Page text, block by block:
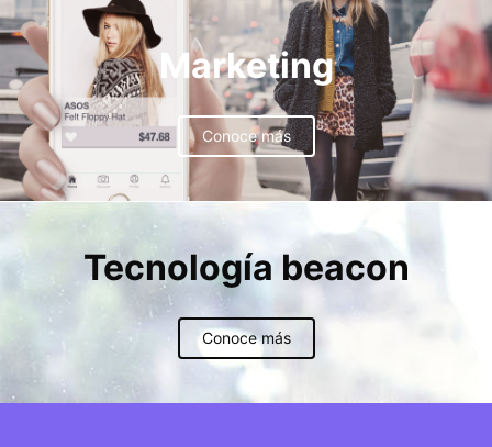
Marketing
Conoce más
Tecnología beacon
Conoce más